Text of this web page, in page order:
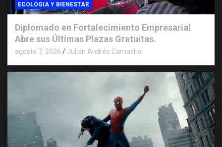
ECOLOGIA Y BIENESTAR
Diplomado en Fortalecimiento Empresarial
Abre sus Últimas Plazas Gratuitas.
agosto 7, 2026 Julián Andrés Camacho